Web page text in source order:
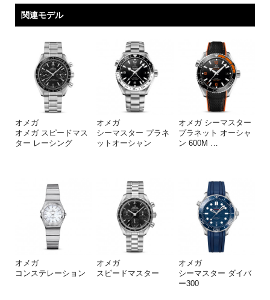
関連モデル
オメガ
オメガ スピードマス
ター レーシング
オメガ
シーマスター プラネ
ットオーシャン
オメガ シーマスター
プラネット オーシャ
ン 600M …
オメガ
コンステレーション
オメガ
スピードマスター
オメガ
シーマスター ダイバ
ー300